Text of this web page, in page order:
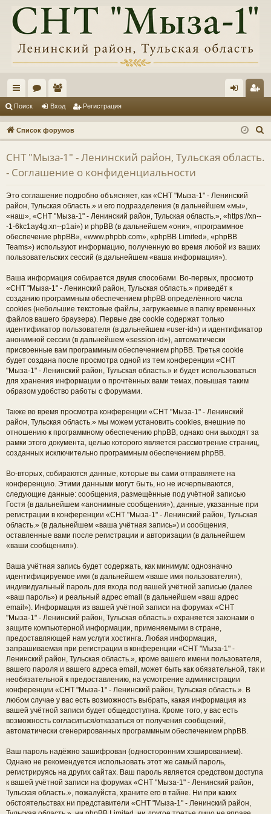
с
ы
лк
и
ум
ы
ол
ьз
ов
ат
ел
и
д ис
тр
ац
Поиск Вход Регистрация
Список форумов
о
СНТ "Мыза-1" - Ленинский район, Тульская область.
- Соглашение о конфиденциальности
Это соглашение подробно объясняет, как «СНТ "Мыза-1" - Ленинский
район, Тульская область.» и его подразделения (в дальнейшем «мы»,
«наш», «СНТ "Мыза-1" - Ленинский район, Тульская область.», «https://xn--
-1-6kc1ay4g.xn--p1ai») и phpBB (в дальнейшем «они», «программное
обеспечение phpBB», «www.phpbb.com», «phpBB Limited», «phpBB
Teams») используют информацию, полученную во время любой из ваших
пользовательских сессий (в дальнейшем «ваша информация»).
Ваша информация собирается двумя способами. Во-первых, просмотр
«СНТ "Мыза-1" - Ленинский район, Тульская область.» приведёт к
созданию программным обеспечением phpBB определённого числа
cookies (небольшие текстовые файлы, загружаемые в папку временных
файлов вашего браузера). Первые две cookie содержат только
идентификатор пользователя (в дальнейшем «user-id») и идентификатор
анонимной сессии (в дальнейшем «session-id»), автоматически
присвоенные вам программным обеспечением phpBB. Третья cookie
будет создана после просмотра одной из тем конференции «СНТ
"Мыза-1" - Ленинский район, Тульская область.» и будет использоваться
для хранения информации о прочтённых вами темах, повышая таким
образом удобство работы с форумами.
Также во время просмотра конференции «СНТ "Мыза-1" - Ленинский
район, Тульская область.» мы можем установить cookies, внешние по
отношению к программному обеспечению phpBB, однако они выходят за
рамки этого документа, целью которого является рассмотрение страниц,
созданных исключительно программным обеспечением phpBB.
Во-вторых, собираются данные, которые вы сами отправляете на
конференцию. Этими данными могут быть, но не исчерпываются,
следующие данные: сообщения, размещённые под учётной записью
Гостя (в дальнейшем «анонимные сообщения»), данные, указанные при
регистрации в конференции «СНТ "Мыза-1" - Ленинский район, Тульская
область.» (в дальнейшем «ваша учётная запись») и сообщения,
оставленные вами после регистрации и авторизации (в дальнейшем
«ваши сообщения»).
Ваша учётная запись будет содержать, как минимум: однозначно
идентифицируемое имя (в дальнейшем «ваше имя пользователя»),
индивидуальный пароль для входа под вашей учётной записью (далее
«ваш пароль») и реальный адрес email (в дальнейшем «ваш адрес
email»). Информация из вашей учётной записи на форумах «СНТ
"Мыза-1" - Ленинский район, Тульская область.» охраняется законами о
защите компьютерной информации, применяемыми в стране,
предоставляющей нам услуги хостинга. Любая информация,
запрашиваемая при регистрации в конференции «СНТ "Мыза-1" -
Ленинский район, Тульская область.», кроме вашего имени пользователя,
вашего пароля и вашего адреса email, может быть как обязательной, так и
необязательной к предоставлению, на усмотрение администрации
конференции «СНТ "Мыза-1" - Ленинский район, Тульская область.». В
любом случае у вас есть возможность выбрать, какая информация из
вашей учётной записи будет общедоступна. Кроме того, у вас есть
возможность согласиться/отказаться от получения сообщений,
автоматически сгенерированных программным обеспечением phpBB.
Ваш пароль надёжно зашифрован (односторонним хэшированием).
Однако не рекомендуется использовать этот же самый пароль,
регистрируясь на других сайтах. Ваш пароль является средством доступа
к вашей учётной записи на форумах «СНТ "Мыза-1" - Ленинский район,
Тульская область.», пожалуйста, храните его в тайне. Ни при каких
обстоятельствах ни представители «СНТ "Мыза-1" - Ленинский район,